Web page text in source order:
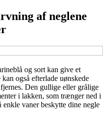
af neglene
og sort kan give et
også efterlade uønskede
Den gullige eller grålige
i lakken, som trænger ned i
vaner beskytte dine negle